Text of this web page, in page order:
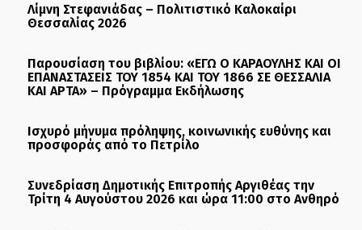
Λίμνη Στεφανιάδας – Πολιτιστικό Καλοκαίρι
Θεσσαλίας 2026
Παρουσίαση του βιβλίου: «ΕΓΩ Ο ΚΑΡΑΟΥΛΗΣ ΚΑΙ ΟΙ
ΕΠΑΝΑΣΤΑΣΕΙΣ ΤΟΥ 1854 ΚΑΙ ΤΟΥ 1866 ΣΕ ΘΕΣΣΑΛΙΑ
ΚΑΙ ΑΡΤΑ» – Πρόγραμμα Εκδήλωσης
Ισχυρό μήνυμα πρόληψης, κοινωνικής ευθύνης και
προσφοράς από το Πετρίλο
Συνεδρίαση Δημοτικής Επιτροπής Αργιθέας την
Τρίτη 4 Αυγούστου 2026 και ώρα 11:00 στο Ανθηρό